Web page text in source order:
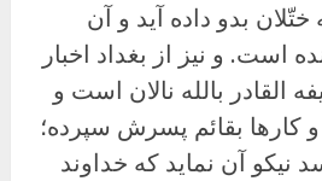
بدو داده آید و آن
است. و نیز از بغداد اخبار
القادر بالله نالان است و
کارها بقائم پسرش سپرده؛
نیکو آن نماید که خداوند